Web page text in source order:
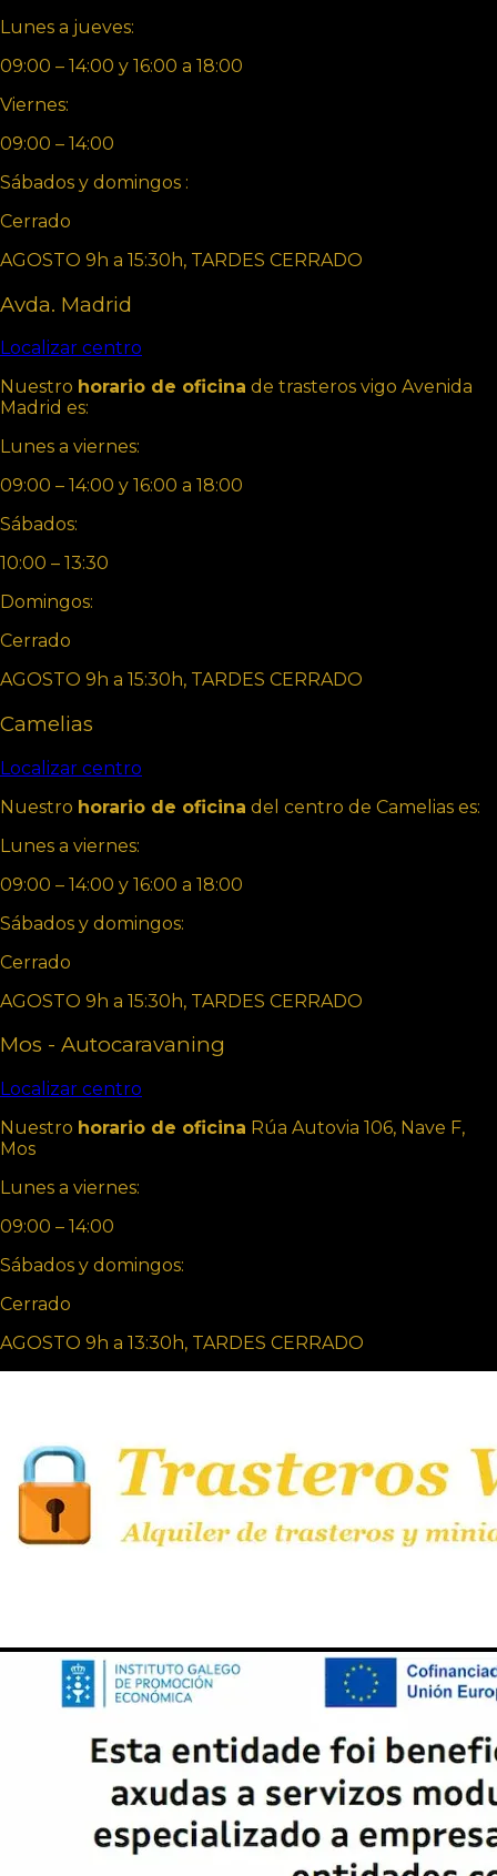
Lunes a jueves:
09:00 – 14:00 y 16:00 a 18:00
Viernes:
09:00 – 14:00
Sábados y domingos :
Cerrado
AGOSTO 9h a 15:30h, TARDES CERRADO
Avda. Madrid
Localizar centro
Nuestro horario de oficina de trasteros vigo Avenida
Madrid es:
Lunes a viernes:
09:00 – 14:00 y 16:00 a 18:00
Sábados:
10:00 – 13:30
Domingos:
Cerrado
AGOSTO 9h a 15:30h, TARDES CERRADO
Camelias
Localizar centro
Nuestro horario de oficina del centro de Camelias es:
Lunes a viernes:
09:00 – 14:00 y 16:00 a 18:00
Sábados y domingos:
Cerrado
AGOSTO 9h a 15:30h, TARDES CERRADO
Mos - Autocaravaning
Localizar centro
Nuestro horario de oficina Rúa Autovia 106, Nave F,
Mos
Lunes a viernes:
09:00 – 14:00
Sábados y domingos:
Cerrado
AGOSTO 9h a 13:30h, TARDES CERRADO